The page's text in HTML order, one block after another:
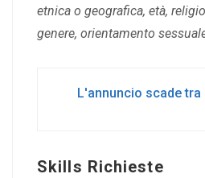
etnica o geografica, età,
genere, orientamento
L'annuncio scade tra
Skills Richieste